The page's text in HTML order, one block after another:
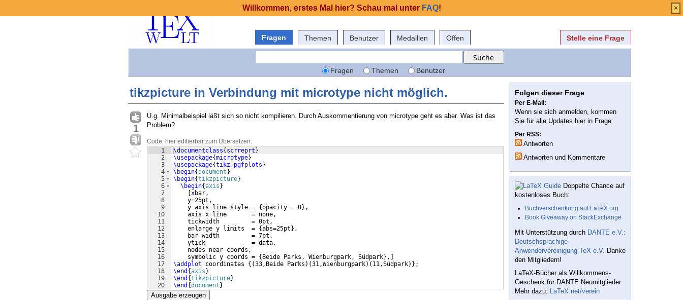
Fragen Themen Benutzer Medaillen Offen Stelle eine Frage
Fragen Themen Benutzer
tikzpicture in Verbindung mit microtype nicht möglich.
1
U.g. Minimalbeispiel läßt sich so nicht kompilieren. Durch Auskommentierung von microtype geht es aber. Was ist das
Problem?
Code, hier editierbar zum Übersetzen:
1
2
3
4
5
6
7
8
9
10
11
12
13
14
15
16
17
18
19
20
\documentclass{ scrreprt }
\usepackage{microtype}
\usepackage{tikz,pgfplots }
\begin{document }
\begin{tikzpicture}
\begin{axis }
xbar,
    y=25pt,
    y axis line style =
{opacity = 0} ,
    axis x line       = none,
    tickwidth         = 0pt,
    enlarge y limits  =
{abs=25pt } ,
    bar width         = 7pt,
    ytick             = data,
    nodes near coords,
    symbolic y coords =
{ Beide Parks, Wienburgpark, Südpark} ,
\addplot coordinates {(33,Beide Parks ) (31,Wienburgpark) ( 11,Südpark)} ;
\end {axis }
\end {tikzpicture}
\end {document }
Ausgabe erzeugen
Folgen dieser Frage
Per E-Mail:
Wenn sie sich anmelden, kommen
Sie für alle Updates hier in Frage
Per RSS:
Antworten
Antworten und Kommentare
Doppelte Chance auf
kostenloses Buch:
Buchverschenkung auf LaTeX.org
Book Giveaway on StackExchange
Mit Unterstützung durch DANTE e.V.:
Deutschsprachige
Anwendervereinigung TeX e.V. Danke
den Mitgliedern!
LaTeX-Bücher als Willkommens-
Geschenk für DANTE Neumitglieder.
Mehr dazu: LaTeX.net/verein
Willkommen, erstes Mal hier? Schau mal unter FAQ! ×